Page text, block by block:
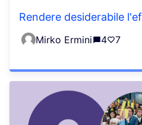
Rendere desiderabile
Mirko Ermini 4 7